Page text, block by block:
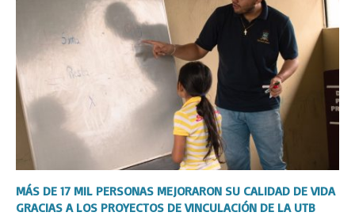
MÁS DE 17 MIL PERSONAS MEJORARON SU CALIDAD DE VIDA
GRACIAS A LOS PROYECTOS DE VINCULACIÓN DE LA UTB